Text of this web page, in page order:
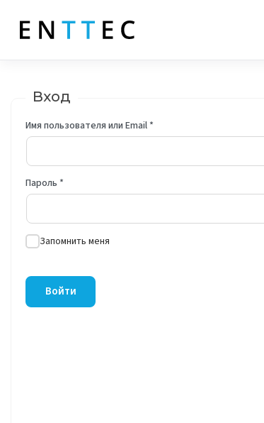
Вход
Имя пользователя или Email *
Пароль *
Запомнить меня
Войти